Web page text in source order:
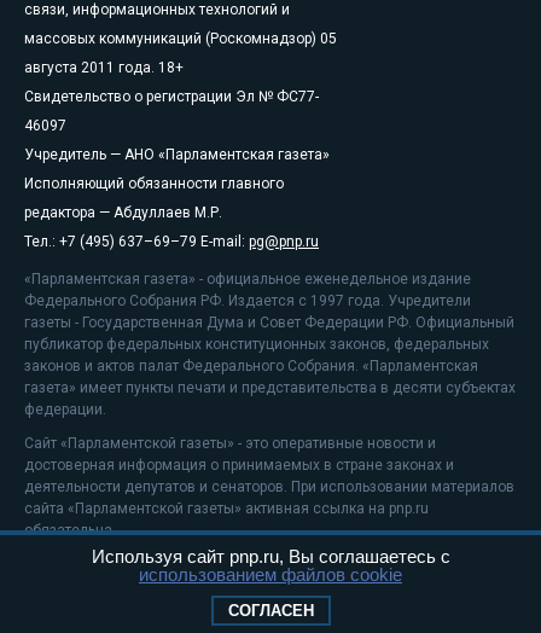
связи, информационных технологий и
массовых коммуникаций (Роскомнадзор) 05
августа 2011 года. 18+
Свидетельство о регистрации Эл № ФС77-
46097
Учредитель — АНО «Парламентская газета»
Исполняющий обязанности главного
редактора — Абдуллаев М.Р.
Тел.: +7 (495) 637–69–79 E-mail: pg@pnp.ru
«Парламентская газета» - официальное еженедельное издание
Федерального Собрания РФ. Издается с 1997 года. Учредители
газеты - Государственная Дума и Совет Федерации РФ. Официальный
публикатор федеральных конституционных законов, федеральных
законов и актов палат Федерального Собрания. «Парламентская
газета» имеет пункты печати и представительства в десяти субъектах
федерации.
Сайт «Парламентской газеты» - это оперативные новости и
достоверная информация о принимаемых в стране законах и
деятельности депутатов и сенаторов. При использовании материалов
сайта «Парламентской газеты» активная ссылка на pnp.ru
обязательна.
На информационном ресурсе применяютсярекомендательные
Положение о защите персональных данных
Используя сайт pnp.ru, Вы соглашаетесь с
использованием файлов cookie
СОГЛАСЕН